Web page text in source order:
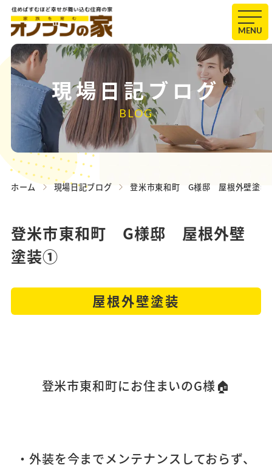
MENU
現場日記ブログ
BLOG
ホーム 現場日記ブログ 登米市東和町 G様邸 屋根外壁塗
登米市東和町 G様邸 屋根外壁
塗装①
屋根外壁塗装
登米市東和町にお住まいのG様 🏠
・外装を今までメンテナンスしておらず、